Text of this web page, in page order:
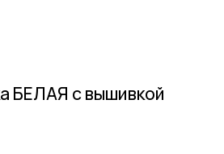
БЕЛАЯ с вышивкой